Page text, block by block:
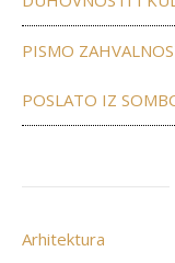
PISMO
POSLATO IZ
Arhitektura